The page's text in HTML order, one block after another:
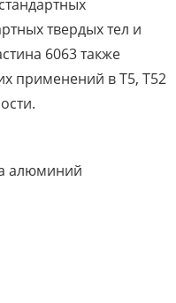
твердых тел и
6063 также
применений в T5, T52
алюминий